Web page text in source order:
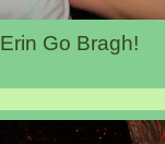
Erin Go Bragh!